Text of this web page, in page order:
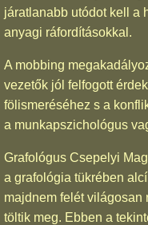
járatlanabb utódot kell a
anyagi ráfordításokkal.
A mobbing
vezetők jól felfogott
fölismeréséhez s a
a munkapszichológus
Grafológus Csepelyi
a grafológia tükrében
majdnem felét világosan
töltik meg. Ebben a